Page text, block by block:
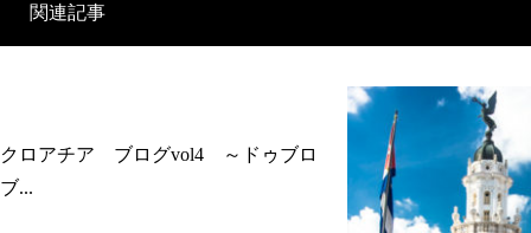
関連記事
クロアチア ブログvol4 ～ドゥブロ
ブ...